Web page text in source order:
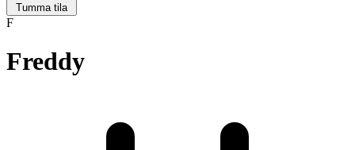
Tumma tila
F
Freddy